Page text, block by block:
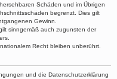
Schäden und im Übrigen
begrenzt. Dies gilt
Gewinn.
sinngemäß auch zugunsten der
Recht bleiben unberührt.
und die Datenschutzerklärung